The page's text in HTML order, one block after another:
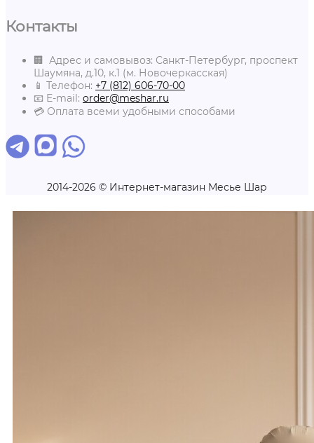
Контакты
🏢 Адрес и самовывоз: Санкт-Петербург, проспект
Шаумяна, д.10, к.1 (м. Новочеркасская)
📱 Телефон: +7 (812) 606-70-00
📧 E-mail: order@meshar.ru
💳 Оплата всеми удобными способами
2014-2026 © Интернет-магазин Месье Шар